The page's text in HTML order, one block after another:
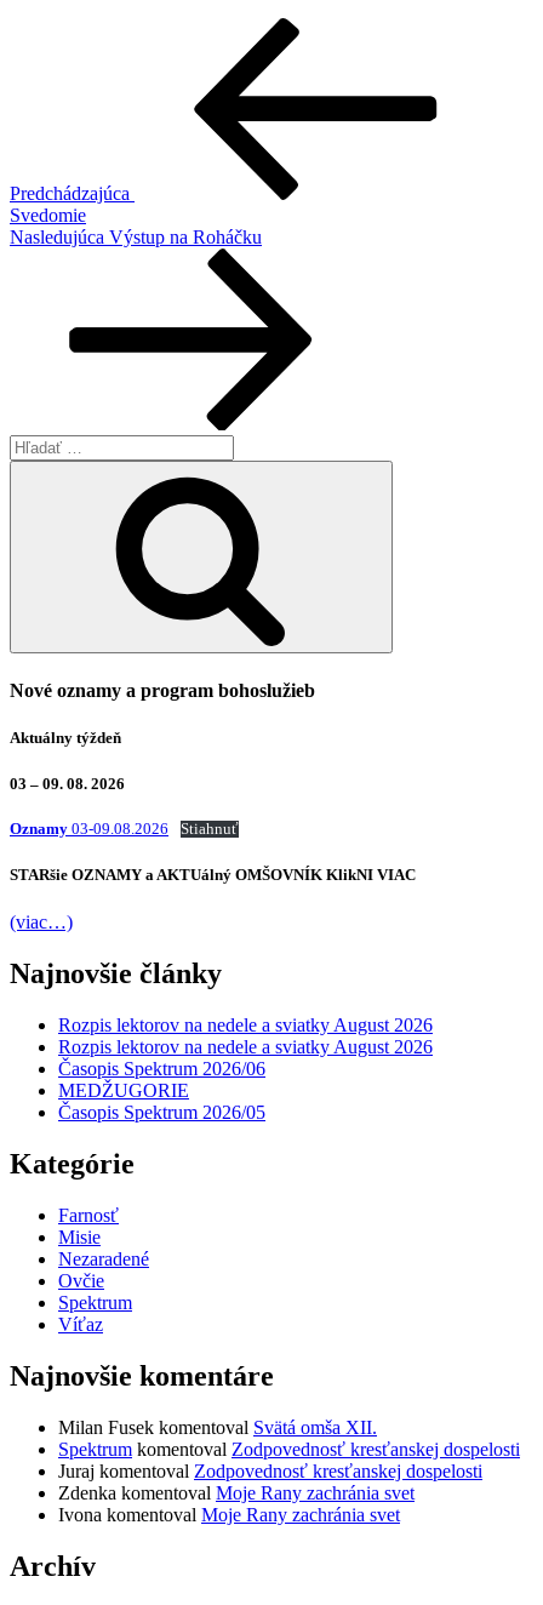
Predchádzajúca
Svedomie
Ďalší
Nasledujúca Výstup na Roháčku
Hľadať:
Nové oznamy a program bohoslužieb
Aktuálny týždeň
03 – 09. 08. 2026
Oznamy 03-09.08.2026 Stiahnuť
STARšie OZNAMY a AKTUálný OMŠOVNÍK KlikNI VIAC
(viac…)
Najnovšie články
Rozpis lektorov na nedele a sviatky August 2026
Rozpis lektorov na nedele a sviatky August 2026
Časopis Spektrum 2026/06
MEDŽUGORIE
Časopis Spektrum 2026/05
Kategórie
Farnosť
Misie
Nezaradené
Ovčie
Spektrum
Víťaz
Najnovšie komentáre
Milan Fusek komentoval Svätá omša XII.
Spektrum komentoval Zodpovednosť kresťanskej dospelosti
Juraj komentoval Zodpovednosť kresťanskej dospelosti
Zdenka komentoval Moje Rany zachránia svet
Ivona komentoval Moje Rany zachránia svet
Archív